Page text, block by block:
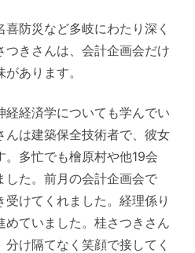
防災など多岐にわたり深く
つきさんは、会計企画会だけ
あります。
経経済学についても学んでい
んは建築保全技術者で、彼女
多忙でも檜原村や他19会
した。前月の会計企画会で
けてくれました。経理係り
めていました。桂さつきさん
け隔てなく笑顔で接してく